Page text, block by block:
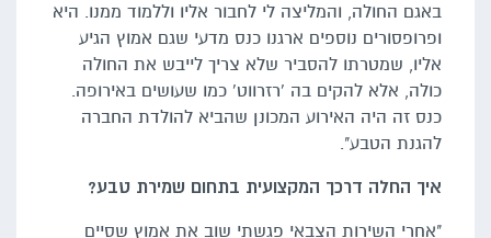
באגם החולה, והמליצה לי לחבור אליו וללמוד ממנו. היא
ופרופסורים נוספים ארגנו כנס מדעי שגם אמוץ הגיע
אליו, שמטרתו להסביר שלא צריך לייבש את החולה
כולה, אלא להקים בה 'רזרווט' כמו שעושים באירופה.
כנס זה היה האירוע המכונן שהביא להולדת החברה
להגנת הטבע".
איך החלה דרכך המקצועית בתחום שמירת טבע?
"אחרי השירות הצבאי פגשתי שוב את אמוץ שסיים